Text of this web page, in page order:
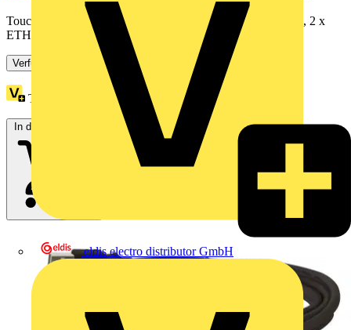
eldis electro distributor GmbH
Touch Panel 600; 17,8 cm (7,0"); 800 x 480 Pixel; 2 x USB, 2 x
ETHERNET; Web PanelHardwareausstattung PIO1 2...
Verfügbar: 2 Händler
Treuepunkte: 1117
In den Warenkorb